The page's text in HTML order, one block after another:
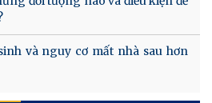
và nguy cơ mất nhà sau hơn